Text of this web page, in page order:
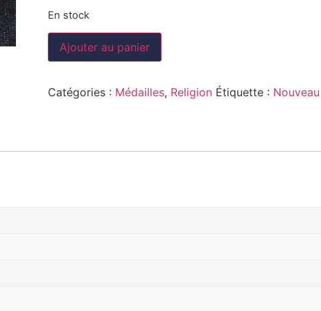
En stock
Ajouter au panier
Catégories : Médailles, Religion Étiquette : Nouveau